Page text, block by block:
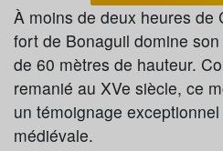
À moins de deux heures de
fort de Bonaguil domine
de 60 mètres de hauteur.
remanié au XVe siècle, ce
un témoignage
médiévale.